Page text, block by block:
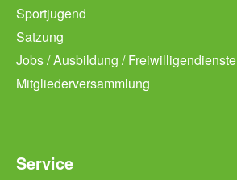
Sportjugend
Satzung
Jobs / Ausbildung / Freiwilligendienste
Mitgliederversammlung
Service